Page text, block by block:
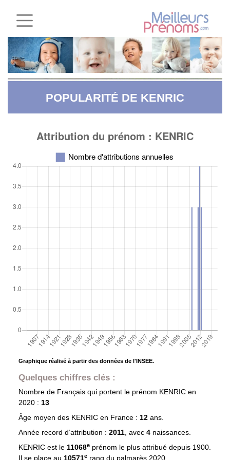
POPULARITÉ DE KENRIC
Graphique réalisé à partir des données de l'INSEE.
Quelques chiffres clés :
Nombre de Français qui portent le prénom KENRIC en
2020 : 13
Âge moyen des KENRICen France : 12 ans.
Année record d’attribution : 2011, avec 4 naissances.
KENRIC est le 11068eprénom le plus attribué depuis 1900.
Il se place au 10571e rang du palmarès 2020.